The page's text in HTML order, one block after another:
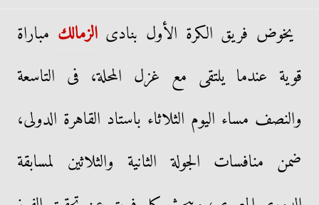
يخوض فريق الكرة الأول بنادىالزمالك مباراة
قوية عندما يلتقى مع غزل المحلة، فى التاسعة
والنصف مساء اليوم الثلاثاء باستاد القاهرة الدولى،
ضمن منافسات الجولة الثانية والثلاثين لمسابقة